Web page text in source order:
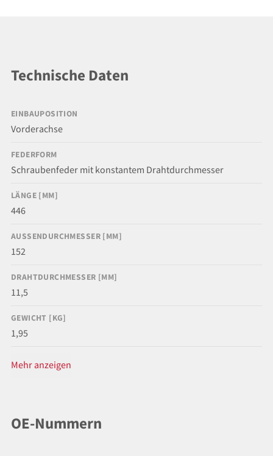
Technische Daten
EINBAUPOSITION
Vorderachse
FEDERFORM
Schraubenfeder mit konstantem Drahtdurchmesser
LÄNGE [MM]
446
AUSSENDURCHMESSER [MM]
152
DRAHTDURCHMESSER [MM]
11,5
GEWICHT [KG]
1,95
Mehr anzeigen
OE-Nummern